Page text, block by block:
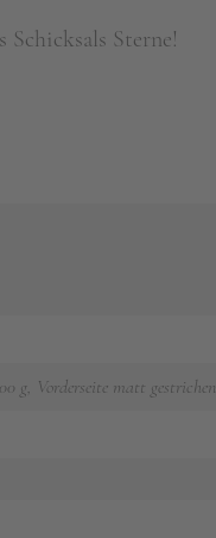
Sterne!
g, Vorderseite matt gestrichen